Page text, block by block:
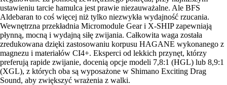
ustawieniu tarcie hamulca jest prawie niezauważalne. Ale BFS
Aldebaran to coś więcej niż tylko niezwykła wydajność rzucania.
Wewnętrzna przekładnia Micromodule Gear i X-SHIP zapewniają
płynną, mocną i wydajną siłę zwijania. Całkowita waga została
zredukowana dzięki zastosowaniu korpusu HAGANE wykonanego z
magnezu i materiałów CI4+. Eksperci od lekkich przynęt, którzy
preferują rapide zwijanie, docenią opcje modeli 7,8:1 (HGL) lub 8,9:1
(XGL), z których oba są wyposażone w Shimano Exciting Drag
Sound, aby zwiększyć wrażenia z walki.